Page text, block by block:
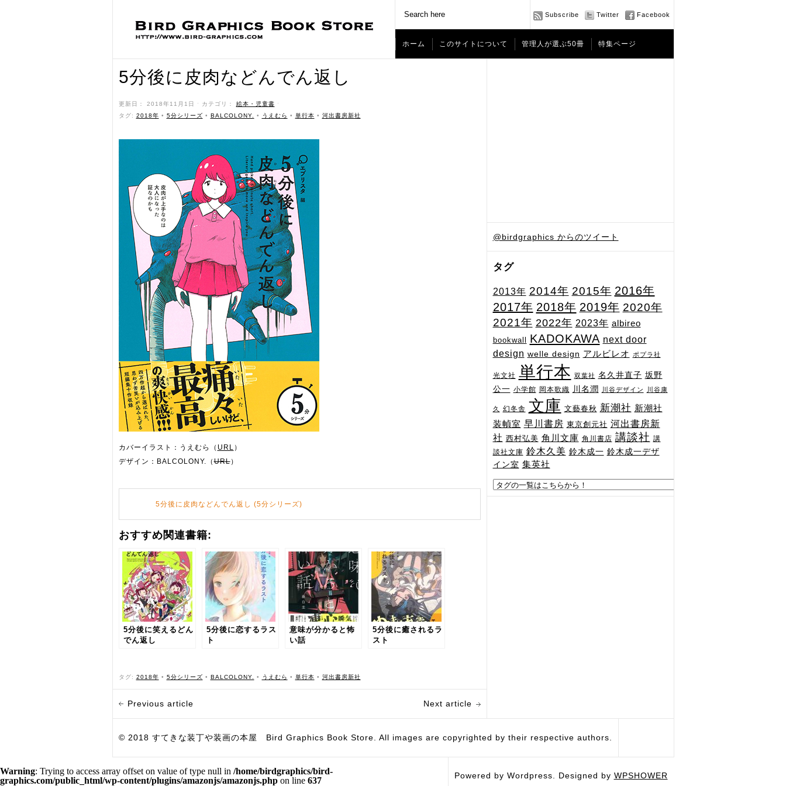
Subscribe Twitter Facebook
ホーム このサイトについて 管理人が選ぶ50冊 特集ページ
@birdgraphics からのツイート
タグ
2013年 2014年 2015年 2016年
2017年 2018年 2019年 2020年
2021年 2022年 2023年 albireo
bookwall KADOKAWA next door
design welle design アルビレオ ポプラ社
光文社 単行本 双葉社 名久井直子 坂野
公一 小学館 岡本歌織 川名潤 川谷デザイン 川谷康
久 幻冬舎 文庫 文藝春秋 新潮社 新潮社
装幀室 早川書房 東京創元社 河出書房新
社 西村弘美 角川文庫 角川書店 講談社 講
談社文庫 鈴木久美 鈴木成一 鈴木成一デザ
イン室 集英社
5分後に皮肉などんでん返し
更新日： 2018年11月1日 ˑ カテゴリ： 絵本・児童書 ˑ
タグ: 2018年 • 5分シリーズ • BALCOLONY. • うえむら • 単行本 • 河出書房新社
カバーイラスト：うえむら（ URL ）
デザイン：BALCOLONY.（URL）
5分後に皮肉などんでん返し (5分シリーズ)
おすすめ関連書籍:
5分後に笑えるどん
でん返し
5分後に恋するラス
ト
意味が分かると怖
い話
5分後に癒されるラ
スト
タグ: 2018年 • 5分シリーズ • BALCOLONY. • うえむら • 単行本 • 河出書房新社
Previous article Next article
© 2018 すてきな装丁や装画の本屋 Bird Graphics Book Store. All images are copyrighted by their respective authors.
Powered by Wordpress. Designed by WPSHOWER
Warning: Trying to access array offset on value of type null in /home/birdgraphics/bird-
graphics.com/public_html/wp-content/plugins/amazonjs/amazonjs.php on line 637